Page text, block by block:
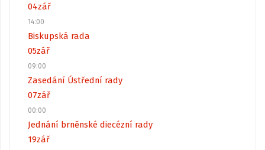
04zář
14:00
Biskupská rada
05zář
09:00
Zasedání Ústřední rady
07zář
00:00
Jednání brněnské diecézní rady
19zář